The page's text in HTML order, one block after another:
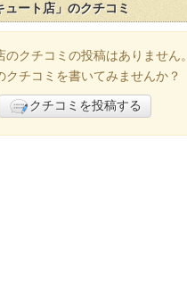
ート店」のクチコミ
のクチコミの投稿はありません。
クチコミを書いてみませんか？
クチコミを投稿する